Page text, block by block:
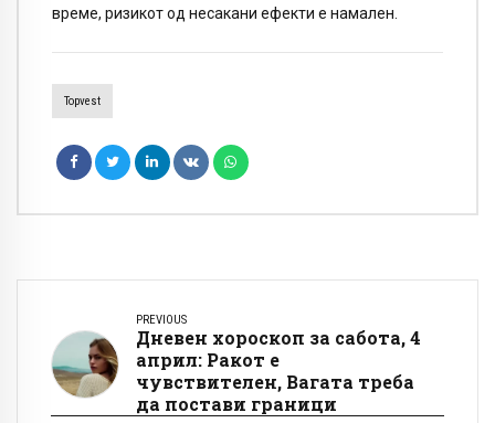
време, ризикот од несакани ефекти е намален.
Topvest
PREVIOUS
Дневен хороскоп за сабота, 4
април: Ракот е
чувствителен, Вагата треба
да постави граници